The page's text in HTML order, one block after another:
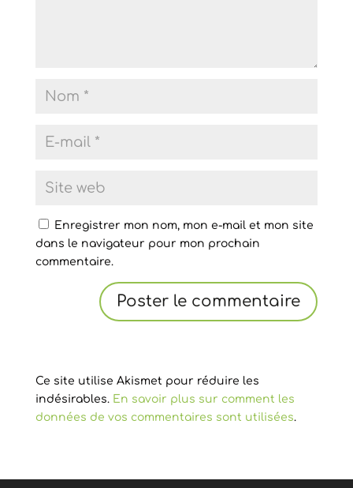
Enregistrer mon nom, mon e-mail et mon site
dans le navigateur pour mon prochain
commentaire.
Ce site utilise Akismet pour réduire les
indésirables. En savoir plus sur comment les
données de vos commentaires sont utilisées.